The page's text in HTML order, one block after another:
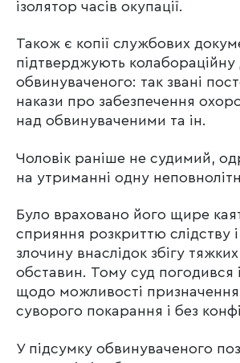
ізолятор часів окупації.
Також є копії службових
підтверджують колабораційну
обвинуваченого: так звані
накази про забезпечення
над обвинуваченими та ін.
Чоловік раніше не судимий,
на утриманні одну
Було враховано його щире
сприяння розкриттю слідству
злочину внаслідок збігу
обставин. Тому суд погодився
щодо можливості
суворого покарання і без
У підсумку обвинуваченого